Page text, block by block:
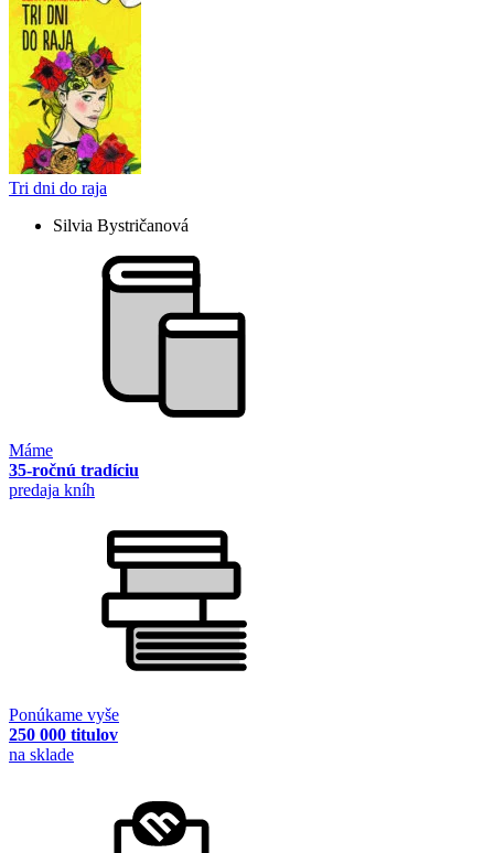
Tri dni do raja
Silvia Bystričanová
Máme
35-ročnú tradíciu
predaja kníh
Ponúkame vyše
250 000 titulov
na sklade